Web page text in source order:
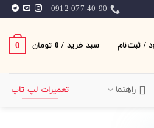
0912-077-40-90
/ ثبت‌نام سبد خرید / 0 تومان 0
راهنما تعمیرات لپ تاپ